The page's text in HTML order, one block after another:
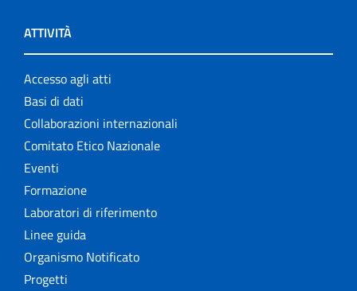
ATTIVITÀ
Accesso agli atti
Basi di dati
Collaborazioni internazionali
Comitato Etico Nazionale
Eventi
Formazione
Laboratori di riferimento
Linee guida
Organismo Notificato
Progetti